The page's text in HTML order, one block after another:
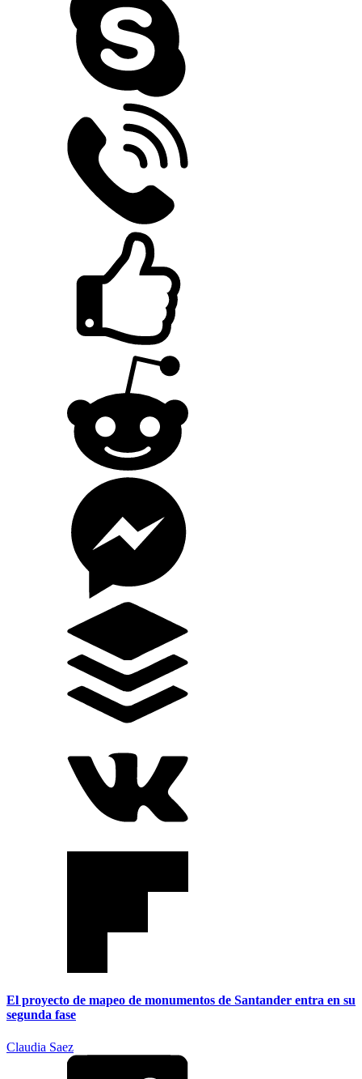
El proyecto de mapeo de monumentos de Santander entra en su
segunda fase
Claudia Saez